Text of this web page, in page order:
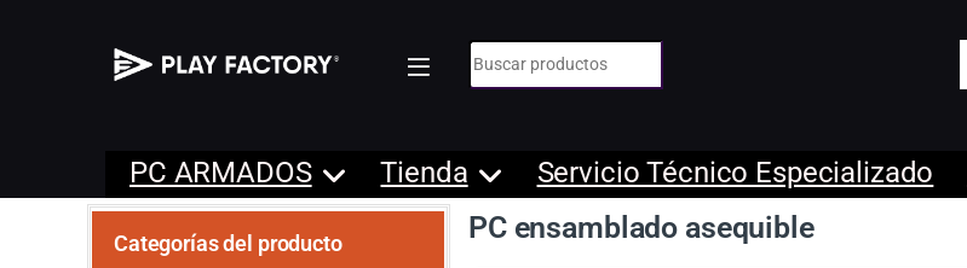
Búsqueda de:
PC ARMADOS Tienda Servicio Técnico Especializado
PC ensamblado asequible
Categorías del producto